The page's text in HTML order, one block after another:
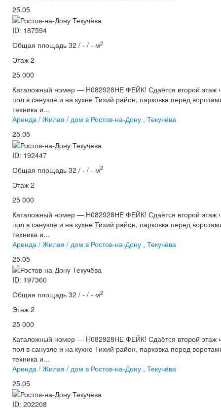
25.05
ID: 187594
Общая площадь 32 / - / - м2
Этаж 2
25 000
Каталожный номер — H082928НЕ ФЕЙК! Сдаётся второй этаж
пол в санузле и на кухне Тихий район, парковка перед
техника и...
Аренда / Жилая / дом в Ростов-на-Дону , Текучёва
25.05
ID: 192447
Общая площадь 32 / - / - м2
Этаж 2
25 000
Каталожный номер — H082928НЕ ФЕЙК! Сдаётся второй этаж
пол в санузле и на кухне Тихий район, парковка перед
техника и...
Аренда / Жилая / дом в Ростов-на-Дону , Текучёва
25.05
ID: 197360
Общая площадь 32 / - / - м2
Этаж 2
25 000
Каталожный номер — H082928НЕ ФЕЙК! Сдаётся второй этаж
пол в санузле и на кухне Тихий район, парковка перед
техника и...
Аренда / Жилая / дом в Ростов-на-Дону , Текучёва
25.05
ID: 202208